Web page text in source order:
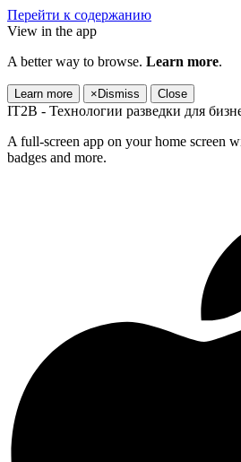
Перейти к содержанию
View in the app
A better way to browse. Learn more.
Learn more × Dismiss Close
IT2B - Технологии разведки для
A full-screen app on your home screen
badges and more.